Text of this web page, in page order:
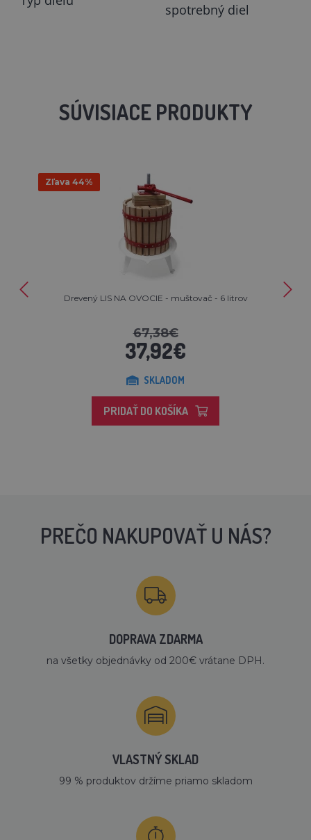
spotrebný diel
SÚVISIACE PRODUKTY
Zľava 44%
Drevený LIS NA OVOCIE - muštovač - 6 litrov
67,38€
37,92€
SKLADOM
PRIDAŤ DO KOŠÍKA
PREČO NAKUPOVAŤ U NÁS?
DOPRAVA ZDARMA
na všetky objednávky od 200€ vrátane DPH.
VLASTNÝ SKLAD
99 % produktov držíme priamo skladom